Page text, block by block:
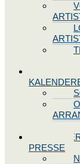
PRESSE